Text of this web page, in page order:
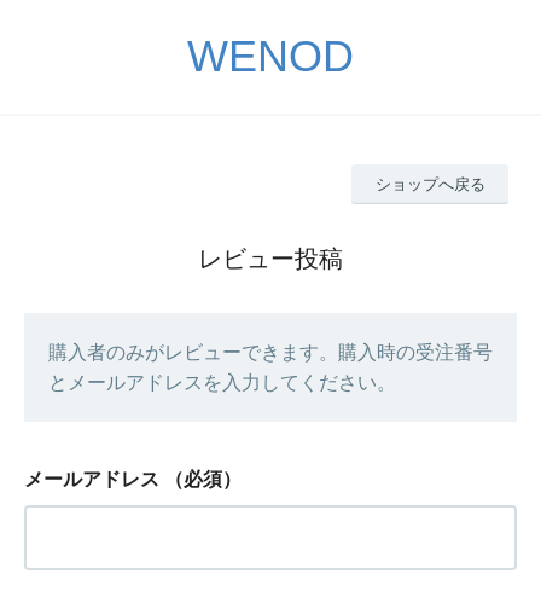
WENOD
ショップへ戻る
レビュー投稿
購入者のみがレビューできます。購入時の受注番号
とメールアドレスを入力してください。
メールアドレス （必須）